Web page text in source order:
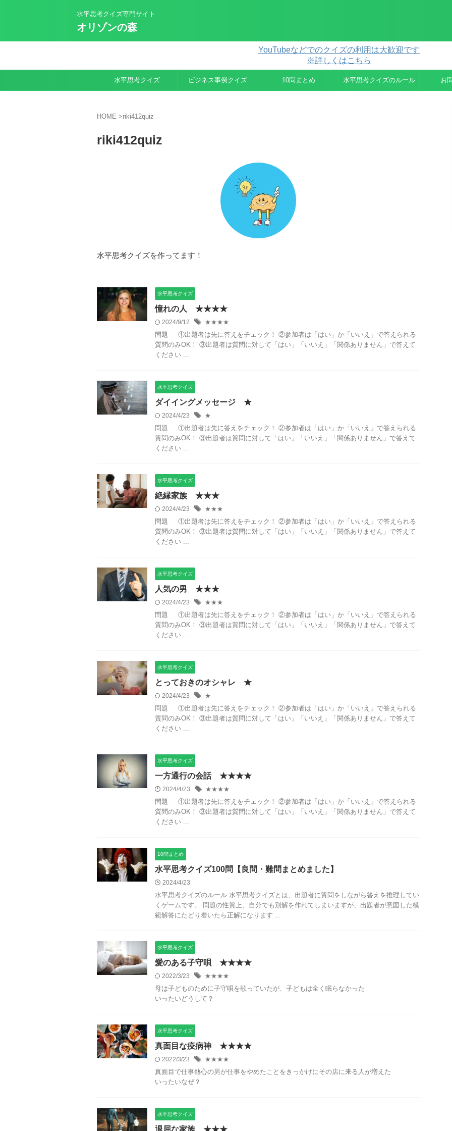
水平思考クイズ専門サイト
オリゾンの森
YouTubeなどでのクイズの利用は大歓迎です
※詳しくはこちら
水平思考クイズ ビジネス事例クイズ 10問まとめ 水平思考クイズのルール お
HOME >riki412quiz
riki412quiz
水平思考クイズを作ってます！
水平思考クイズ
憧れの人 ★★★★
2024/9/12 ★★★★
問題 ①出題者は先に答えをチェック！ ②参加者は「はい」か「いいえ」で答えられる
質問のみOK！ ③出題者は質問に対して「はい」「いいえ」「関係ありません」で答えて
ください ...
水平思考クイズ
ダイイングメッセージ ★
2024/4/23 ★
問題 ①出題者は先に答えをチェック！ ②参加者は「はい」か「いいえ」で答えられる
質問のみOK！ ③出題者は質問に対して「はい」「いいえ」「関係ありません」で答えて
ください ...
水平思考クイズ
絶縁家族 ★★★
2024/4/23 ★★★
問題 ①出題者は先に答えをチェック！ ②参加者は「はい」か「いいえ」で答えられる
質問のみOK！ ③出題者は質問に対して「はい」「いいえ」「関係ありません」で答えて
ください ...
水平思考クイズ
人気の男 ★★★
2024/4/23 ★★★
問題 ①出題者は先に答えをチェック！ ②参加者は「はい」か「いいえ」で答えられる
質問のみOK！ ③出題者は質問に対して「はい」「いいえ」「関係ありません」で答えて
ください ...
水平思考クイズ
とっておきのオシャレ ★
2024/4/23 ★
問題 ①出題者は先に答えをチェック！ ②参加者は「はい」か「いいえ」で答えられる
質問のみOK！ ③出題者は質問に対して「はい」「いいえ」「関係ありません」で答えて
ください ...
水平思考クイズ
一方通行の会話 ★★★★
2024/4/23 ★★★★
問題 ①出題者は先に答えをチェック！ ②参加者は「はい」か「いいえ」で答えられる
質問のみOK！ ③出題者は質問に対して「はい」「いいえ」「関係ありません」で答えて
ください ...
10問まとめ
水平思考クイズ100問【良問・難問まとめました】
2024/4/23
水平思考クイズのルール 水平思考クイズとは、出題者に質問をしながら答えを推理してい
くゲームです。 問題の性質上、自分でも別解を作れてしまいますが、出題者が意図した模
範解答にたどり着いたら正解になります ...
水平思考クイズ
愛のある子守唄 ★★★★
2022/3/23 ★★★★
母は子どものために子守唄を歌っていたが、子どもは全く眠らなかった
いったいどうして？
水平思考クイズ
真面目な疫病神 ★★★★
2022/3/23 ★★★★
真面目で仕事熱心の男が仕事をやめたことをきっかけにその店に来る人が増えた
いったいなぜ？
水平思考クイズ
退屈な家族 ★★★